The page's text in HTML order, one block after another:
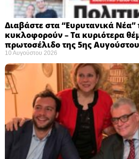
Διαβάστε στα “Ευρυτανικά Νέα”
κυκλοφορούν – Τα κυριότερα
πρωτοσέλιδο της 5ης Αυγούστου
10 Αυγούστου 2026